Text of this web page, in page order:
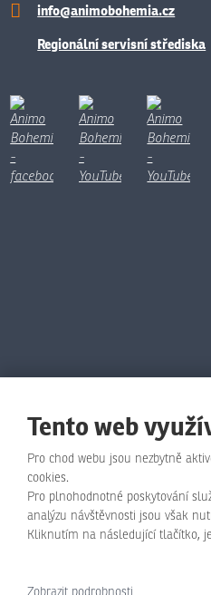
info@animobohemia.cz
Regionální servisní střediska
© Animo Bohemia s.r.o.,
Mapa stránek|Podmínky použití |
Tento web
Pro chod webu jsou nezbytně
cookies.
Pro plnohodnotné poskytování
analýzu návštěvnosti jsou však
Kliknutím na následující tlačítko,
Zobrazit podrobnosti